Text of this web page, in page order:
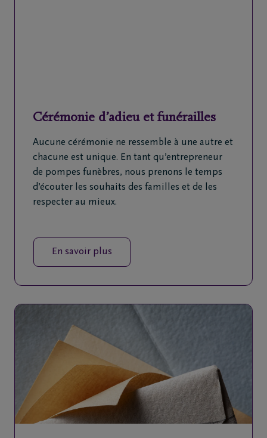
Cérémonie d’adieu et funérailles
Aucune cérémonie ne ressemble à une autre et
chacune est unique. En tant qu’entrepreneur
de pompes funèbres, nous prenons le temps
d’écouter les souhaits des familles et de les
respecter au mieux.
En savoir plus